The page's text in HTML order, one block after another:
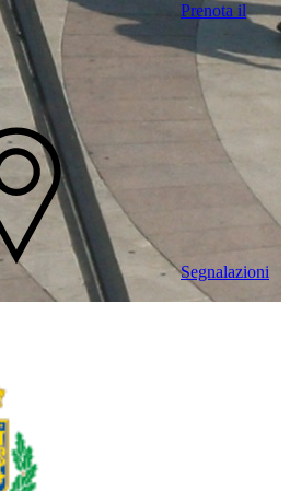
Prenota il
Segnalazioni